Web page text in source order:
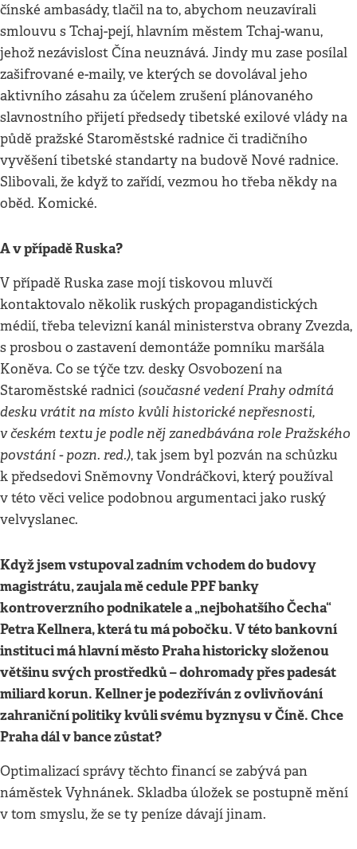
čínské ambasády, tlačil na to, abychom neuzavírali
smlouvu s Tchaj-pejí, hlavním městem Tchaj-wanu,
jehož nezávislost Čína neuznává. Jindy mu zase posílal
zašifrované e-maily, ve kterých se dovolával jeho
aktivního zásahu za účelem zrušení plánovaného
slavnostního přijetí předsedy tibetské exilové vlády na
půdě pražské Staroměstské radnice či tradičního
vyvěšení tibetské standarty na budově Nové radnice.
Slibovali, že když to zařídí, vezmou ho třeba někdy na
oběd. Komické.
A v případě Ruska?
V případě Ruska zase mojí tiskovou mluvčí
kontaktovalo několik ruských propagandistických
médií, třeba televizní kanál ministerstva obrany Zvezda,
s prosbou o zastavení demontáže pomníku maršála
Koněva. Co se týče tzv. desky Osvobození na
Staroměstské radnici (současné vedení Prahy odmítá
desku vrátit na místo kvůli historické nepřesnosti,
v českém textu je podle něj zanedbávána role Pražského
povstání - pozn. red.), tak jsem byl pozván na schůzku
k předsedovi Sněmovny Vondráčkovi, který používal
v této věci velice podobnou argumentaci jako ruský
velvyslanec.
Když jsem vstupoval zadním vchodem do budovy
magistrátu, zaujala mě cedule PPF banky
kontroverzního podnikatele a „nejbohatšího Čecha“
Petra Kellnera, která tu má pobočku. V této bankovní
instituci má hlavní město Praha historicky složenou
většinu svých prostředků – dohromady přes padesát
miliard korun. Kellner je podezříván z ovlivňování
zahraniční politiky kvůli svému byznysu v Číně. Chce
Praha dál v bance zůstat?
Optimalizací správy těchto financí se zabývá pan
náměstek Vyhnánek. Skladba úložek se postupně mění
v tom smyslu, že se ty peníze dávají jinam.